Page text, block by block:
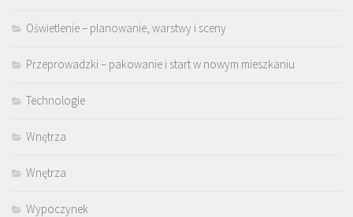
Oświetlenie – planowanie, warstwy i sceny
Przeprowadzki – pakowanie i start w nowym mieszkaniu
Technologie
Wnętrza
Wnętrza
Wypoczynek